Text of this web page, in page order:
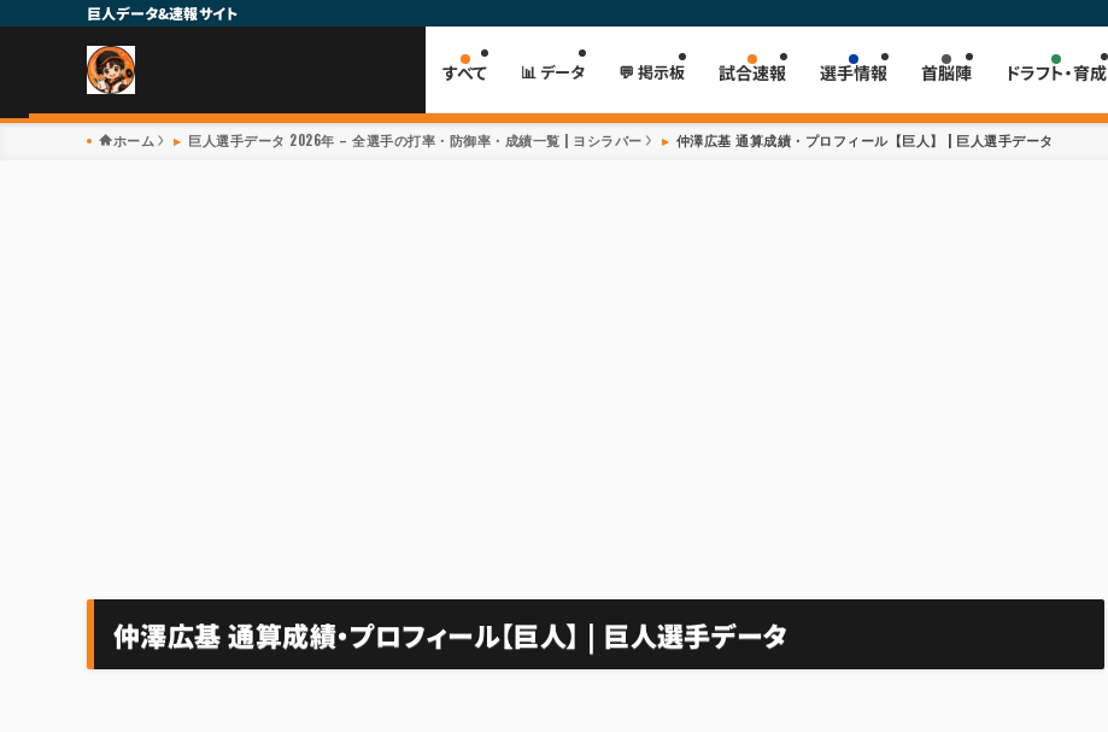
巨人データ&速報サイト
すべて 📊 データ 💬 掲示板 試合速報 選手情報 首脳陣 ドラフト・育成
ホーム 巨人選手データ 2026年 – 全選手の打率・防御率・成績一覧 | ヨシラバー 仲澤広基 通算成績・プロフィール【巨人】 | 巨人選手データ
仲澤広基 通算成績・プロフィール【巨人】 | 巨人選手データ